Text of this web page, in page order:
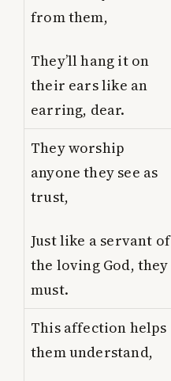
from them,
They’ll hang it on
their ears like an
earring, dear.
They worship
anyone they see as
trust,
Just like a servant of
the loving God, they
must.
This affection helps
them understand,